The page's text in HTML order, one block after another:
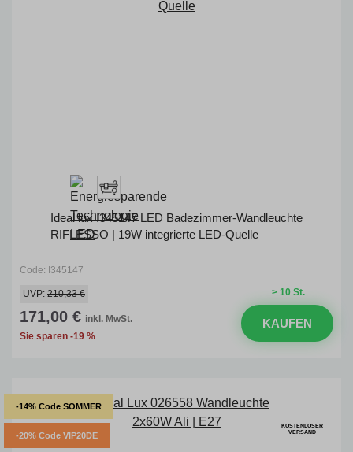
Ideal lux I345147 LED Badezimmer-Wandleuchte
RIFLESSO | 19W integrierte LED-Quelle
Code: I345147
> 10 St.
UVP: 210,33 €
171,00 € inkl. MwSt.
Sie sparen -19 %
KAUFEN
-14% Code SOMMER
-20% Code VIP20DE
KOSTENLOSER
VERSAND